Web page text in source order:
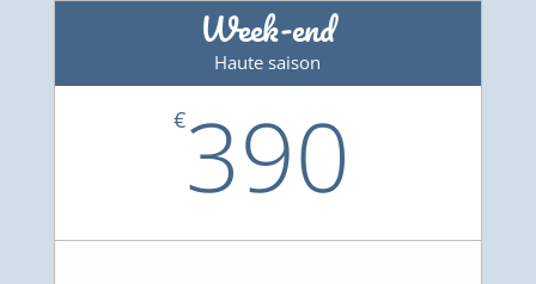
Week-end
Haute saison
€390